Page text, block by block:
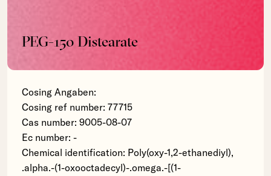
PEG-150 Distearate
Cosing Angaben:
Cosing ref number: 77715
Cas number: 9005-08-07
Ec number: -
Chemical identification: Poly(oxy-1,2-ethanediyl),
.alpha.-(1-oxooctadecyl)-.omega.-[(1-